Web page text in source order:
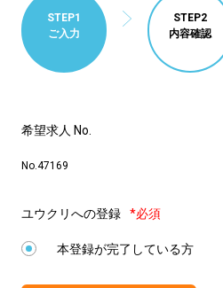
STEP1
ご入力
STEP2
内容確認
希望求人 No.
No.47169
ユウクリへの登録 *必須
本登録が完了している方